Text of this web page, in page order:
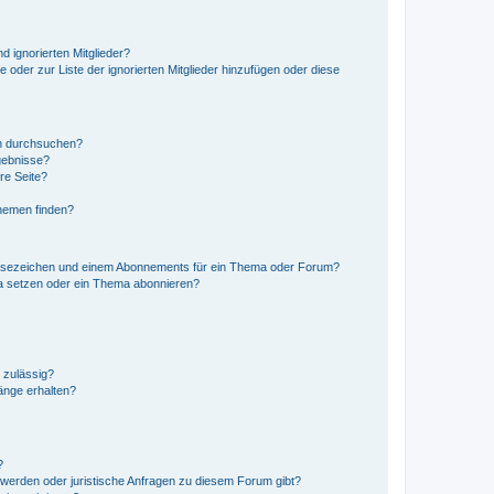
ignorierten Mitglieder?
oder zur Liste der ignorierten Mitglieder hinzufügen oder diese
durchsuchen?
Seite?
finden?
und einem Abonnements für ein Thema oder Forum?
setzen oder ein Thema abonnieren?
zulässig?
erhalten?
oder juristische Anfragen zu diesem Forum gibt?